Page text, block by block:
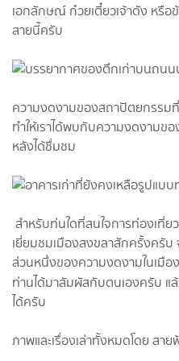
เอกลักษณ์ ก๋วยเตี๋ยวเจ้าดัง หรื
สายนี้ครับ
ความงดงามของสถาปัตยกรรมที่
ทำให้เราได้พบกับความงดงามข
หลังได้ชื่มชม
สำหรับท่นใดที่สนใจการท่องเที่ย
เยี่ยมชมเมืองสงขลาสักครั้งครับ
ส่วนหนึ่งของความงดงามในเมือ
ท่านได้มาสัมผัสกับตนเองครับ แล้
ได้ครับ
ภาพและเรื่องเล่าทั้งหมดโดย สา